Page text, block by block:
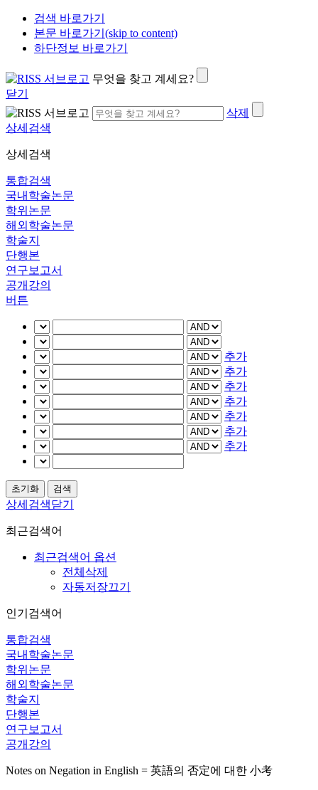
검색 바로가기
본문 바로가기(skip to content)
하단정보 바로가기
무엇을 찾고 계세요?
닫기
삭제
상세검색
상세검색
통합검색
국내학술논문
학위논문
해외학술논문
학술지
단행본
연구보고서
공개강의
버튼
추가
추가
추가
추가
추가
추가
추가
상세검색닫기
최근검색어
최근검색어 옵션
전체삭제
자동저장끄기
인기검색어
통합검색
국내학술논문
학위논문
해외학술논문
학술지
단행본
연구보고서
공개강의
Notes on Negation in English = 英語의 否定에 대한 小考